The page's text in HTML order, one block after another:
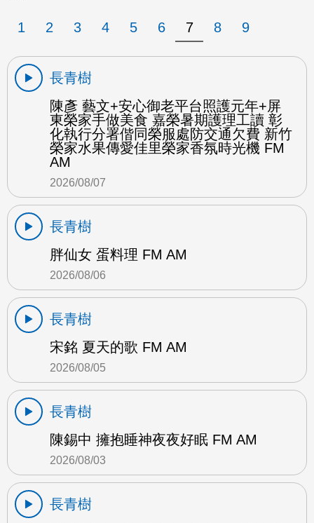
1 2 3 4 5 6 7 8 9
長青樹
陳彥 藝文+安心御老平台照護元年+屏
東榮家手做美食 嘉榮暑期護理工讀 彰
化執行分署偕同榮服處防交通欠費 新竹
榮家水果傳愛佳里榮家香氛時光機 FM
AM
2026/08/07
長青樹
胖仙女 蛋料理 FM AM
2026/08/06
長青樹
宋銘 夏天的歌 FM AM
2026/08/05
長青樹
陳錫中 擁抱睡神夜夜好眠 FM AM
2026/08/03
長青樹